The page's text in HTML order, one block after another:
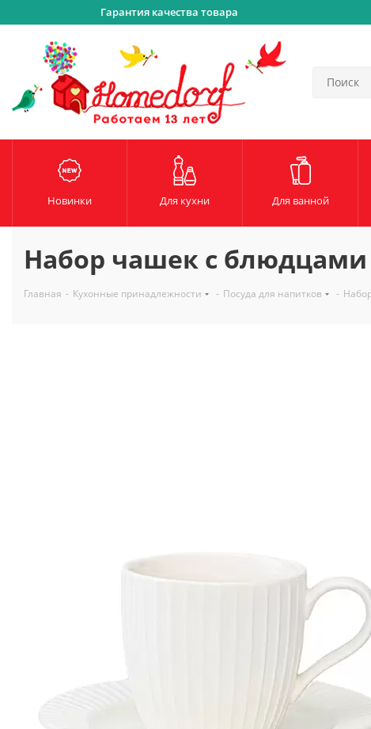
Гарантия качества товара
Новинки Для кухни Для ванной
Набор чашек с блюдцами
Главная - Кухонные принадлежности - Посуда для напитков -